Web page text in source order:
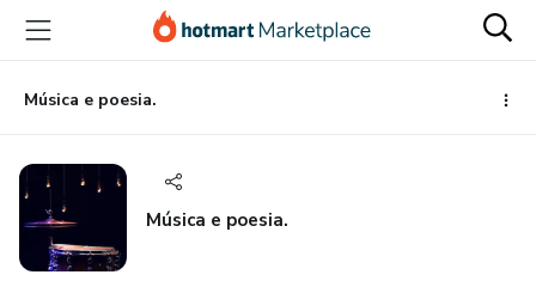
para
conteúdo
principal
para
pagamento
para
rodapéMúsica e poesia.
Música e poesia.